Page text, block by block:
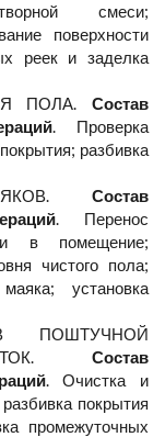
смеси;
поверхности
реек и заделка
ПОЛА. Состав
. Проверка
разбивка
Состав
. Перенос
в помещение;
чистого пола;
установка
ПОШТУЧНОЙ
Состав
. Очистка и
покрытия
промежуточных